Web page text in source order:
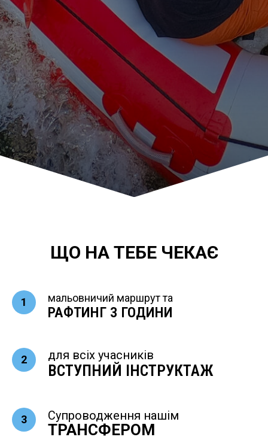
ЩО НА ТЕБЕ ЧЕКАЄ
мальовничий маршрут та
РАФТИНГ 3 ГОДИНИ
для всіх учасників
ВСТУПНИЙ ІНСТРУКТАЖ
Супроводження нашім
ТРАНСФЕРОМ